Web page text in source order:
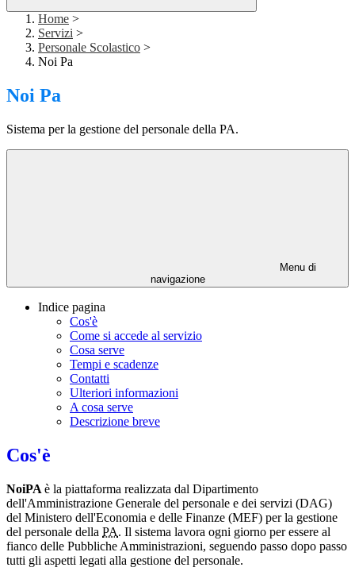
Home >
Servizi >
Personale Scolastico >
Noi Pa
Noi Pa
Sistema per la gestione del personale della PA.
Menu di
navigazione
Indice pagina
Cos'è
Come si accede al servizio
Cosa serve
Tempi e scadenze
Contatti
Ulteriori informazioni
A cosa serve
Descrizione breve
Cos'è
NoiPA è la piattaforma realizzata dal Dipartimento
dell'Amministrazione Generale del personale e dei servizi (DAG)
del Ministero dell'Economia e delle Finanze (MEF) per la gestione
del personale della PA. Il sistema lavora ogni giorno per essere al
fianco delle Pubbliche Amministrazioni, seguendo passo dopo passo
tutti gli aspetti legati alla gestione del personale.